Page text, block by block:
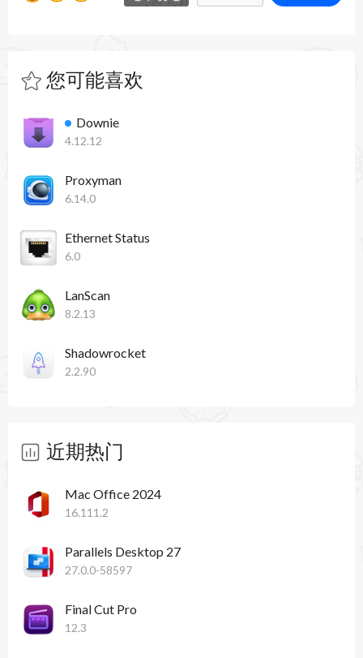
1、大大提高了iOS模拟器应用程序连接警报的支
拟器应用程序正在处理的小细节告密者。
3、改进处理通过连接：
4、连接报警显示“取消”按钮如果父母或者通过过
程终止。
5、直到退出规则是有效的直到父进程和通过过程
已终止。
6、OS X 10.10优诗美地国家公园改变了传入的SSH
launchd sshd。在OS X 10.10优诗美地国家公园，
7、小飞贼菜单项不再占用空间时禁用。
8、固定：在网络监控快照过程业主是“根”而不是
名字和正确显示他们。
所有其他公司的HTTPS。
您可能喜欢
Downie
4.12.12
Proxyman
6.14.0
Ethernet Status
6.0
LanScan
8.2.13
Shadowrocket
2.2.90
近期热门
Mac Office 2024
16.111.2
Parallels Desktop 27
27.0.0-58597
Final Cut Pro
12.3